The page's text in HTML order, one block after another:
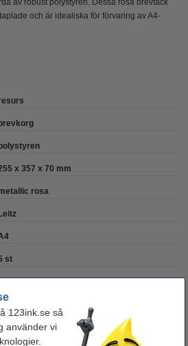
123ink.se så
använder vi
av robust polystyren. Dessa rosa brevfack
och är idealiska för förvaring av A4-
brevkorg
x 357 x 70 mm
rosa
Leitz
st
+ 8x standard tejp 19mm x
| svart